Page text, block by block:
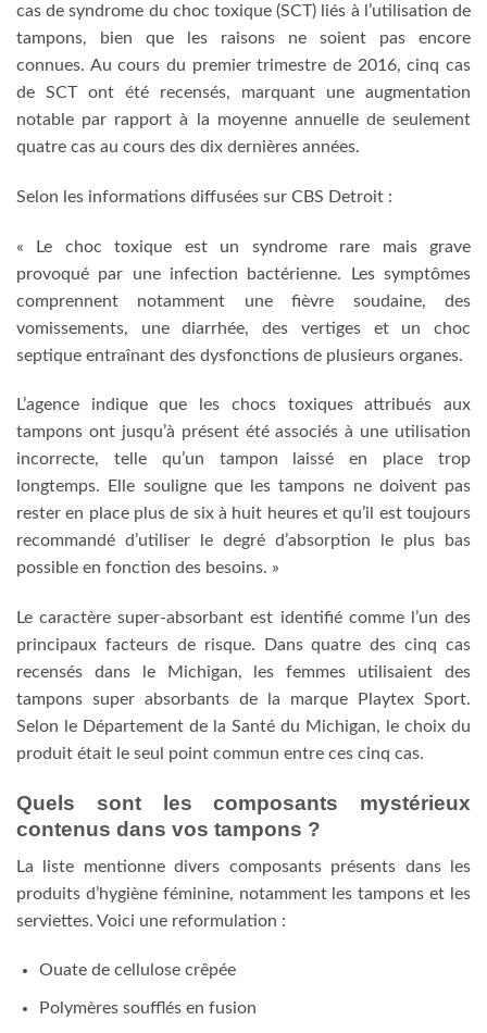
cas de syndrome du choc toxique (SCT) liés à l’utilisation de
tampons, bien que les raisons ne soient pas encore
connues. Au cours du premier trimestre de 2016, cinq cas
de SCT ont été recensés, marquant une augmentation
notable par rapport à la moyenne annuelle de seulement
quatre cas au cours des dix dernières années.
Selon les informations diffusées sur CBS Detroit :
« Le choc toxique est un syndrome rare mais grave
provoqué par une infection bactérienne. Les symptômes
comprennent notamment une fièvre soudaine, des
vomissements, une diarrhée, des vertiges et un choc
septique entraînant des dysfonctions de plusieurs organes.
L’agence indique que les chocs toxiques attribués aux
tampons ont jusqu’à présent été associés à une utilisation
incorrecte, telle qu’un tampon laissé en place trop
longtemps. Elle souligne que les tampons ne doivent pas
rester en place plus de six à huit heures et qu’il est toujours
recommandé d’utiliser le degré d’absorption le plus bas
possible en fonction des besoins. »
Le caractère super-absorbant est identifié comme l’un des
principaux facteurs de risque. Dans quatre des cinq cas
recensés dans le Michigan, les femmes utilisaient des
tampons super absorbants de la marque Playtex Sport.
Selon le Département de la Santé du Michigan, le choix du
produit était le seul point commun entre ces cinq cas.
Quels sont les composants mystérieux
contenus dans vos tampons ?
La liste mentionne divers composants présents dans les
produits d’hygiène féminine, notamment les tampons et les
serviettes. Voici une reformulation :
Ouate de cellulose crêpée
Polymères soufflés en fusion